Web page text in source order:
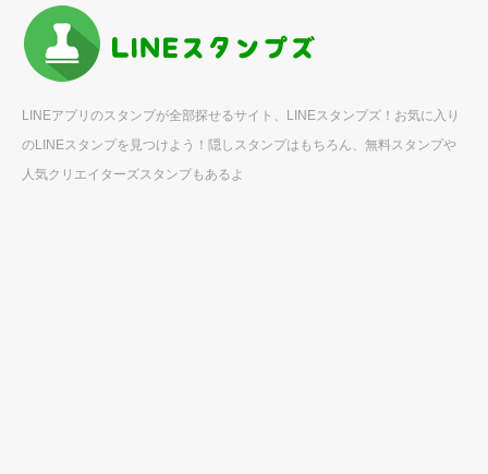
LINEアプリのスタンプが全部探せるサイト、LINEスタンプズ！お気に入り
のLINEスタンプを見つけよう！隠しスタンプはもちろん、無料スタンプや
人気クリエイターズスタンプもあるよ